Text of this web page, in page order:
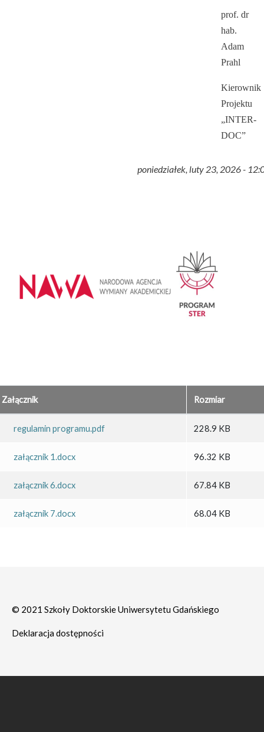
prof. dr
hab.
Adam
Prahl
Kierownik
Projektu
„INTER-
DOC”
poniedziałek, luty 23, 2026 -
Załącznik Rozmiar
regulamin programu.pdf 228.9 KB
załącznik 1.docx 96.32 KB
załącznik 6.docx 67.84 KB
załącznik 7.docx 68.04 KB
© 2021 Szkoły Doktorskie Uniwersytetu Gdańskiego
Deklaracja dostępności